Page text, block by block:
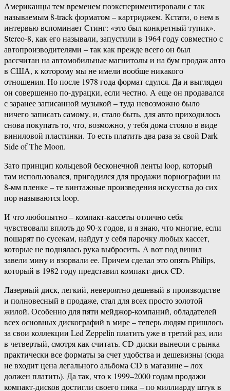
Американцы тем временем поэкспериментировали с так
называемым 8-track форматом – картриджем. Кстати, о нем в
интервью вспоминает Стинг: «это был конкретный тупик».
Stereo-8, как его называли, запустили в 1964 году совместно с
автопроизводителями – так как прежде всего он был
рассчитан на автомобильные магнитолы и на бум продаж авто
в США, к которому мы не имели вообще никакого
отношения. Но после 1978 года формат сдулся. Да и выглядел
он совершенно по-дурацки, если честно. А еще он продавался
с заранее записанной музыкой – туда невозможно было
ничего записать самому, и, стало быть, для авто приходилось
снова покупать то, что, возможно, у тебя дома стояло в виде
виниловой пластинки. То есть платить два раза за свой Dark
Side of The Moon.
Зато принцип кольцевой бесконечной ленты loop, который
там использовался, пригодился для продажи порнографии на
8-мм пленке – те винтажные произведения искусства до сих
пор называются loop.
И что любопытно – компакт-кассеты отлично себя
чувствовали вплоть до 90-х годов, и я знаю, что многие, если
пошарят по сусекам, найдут у себя парочку любых кассет,
которые не поднялась рука выбросить. А вот под винил
завели мину и взорвали ее. Причем сделал это опять Philips,
который в 1982 году представил компакт-диск CD.
Лазерный диск, легкий, невероятно дешевый в производстве
и полновесный в продаже, стал для всех просто золотой
жилой. Особенно для пяти мейджор-компаний, обладателей
всех основных дискографий в мире – теперь людям пришлось
за свои коллекции Led Zeppelin платить уже в третий раз, или
в четвертый, смотря как считать. CD-диски вынесли с рынка
практически все форматы за счет удобства и дешевизны (сюда
не входит цена легального альбома CD в магазине – лох
должен платить). Да так, что к 1999–2000 годам продажи
компакт-дисков достигли своего пика – по миллиарду штук в